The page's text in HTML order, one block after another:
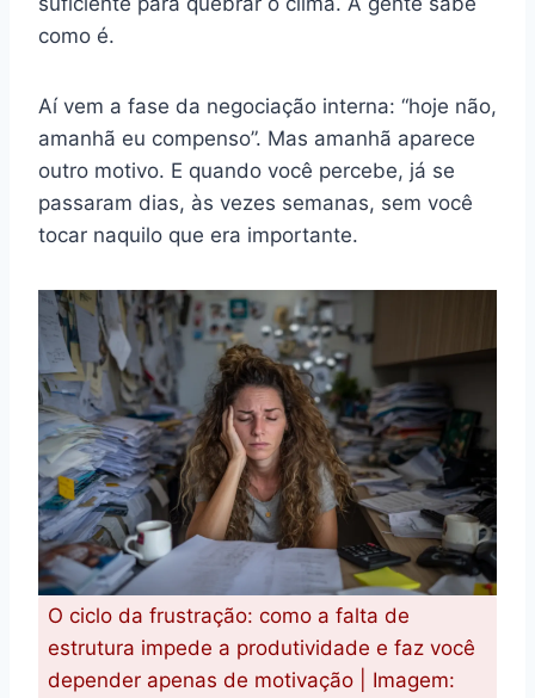
como é.
Aí vem a fase da negociação interna: “hoje não,
amanhã eu compenso”. Mas amanhã aparece
outro motivo. E quando você percebe, já se
passaram dias, às vezes semanas, sem você
tocar naquilo que era importante.
O ciclo da frustração: como a falta de
estrutura impede a produtividade e faz você
depender apenas de motivação | Imagem: